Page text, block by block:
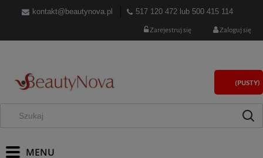
kontakt@beautynova.pl 517 120 472 lub 500 415 114
Zarejestruj się Zaloguj się
(PUSTY)